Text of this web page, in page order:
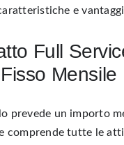
e
Full
Mensile
prevede un importo
comprende tutte le